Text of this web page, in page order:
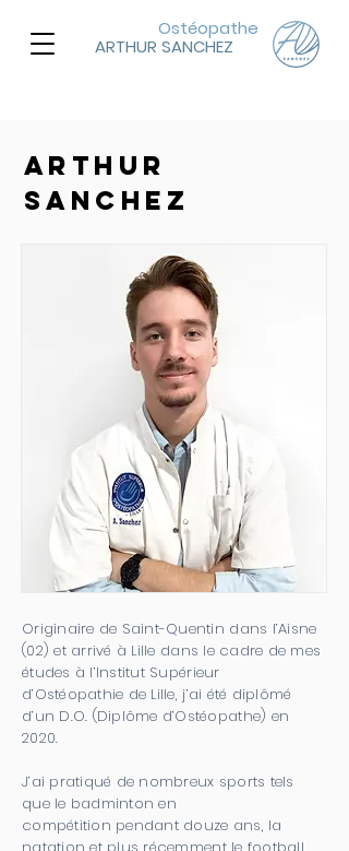
ARTHUR SANCHEZ
Ostéopathe
Arthur
Sanchez
Originaire de Saint-Quentin dans l’Aisne
(02) et arrivé à Lille dans le cadre de mes
études à l’Institut Supérieur
d’Ostéopathie de Lille, j’ai été diplômé
d’un D.O. (Diplôme d’Ostéopathe) en
2020.
J’ai pratiqué de nombreux sports tels
que le badminton en
compétition pendant douze ans, la